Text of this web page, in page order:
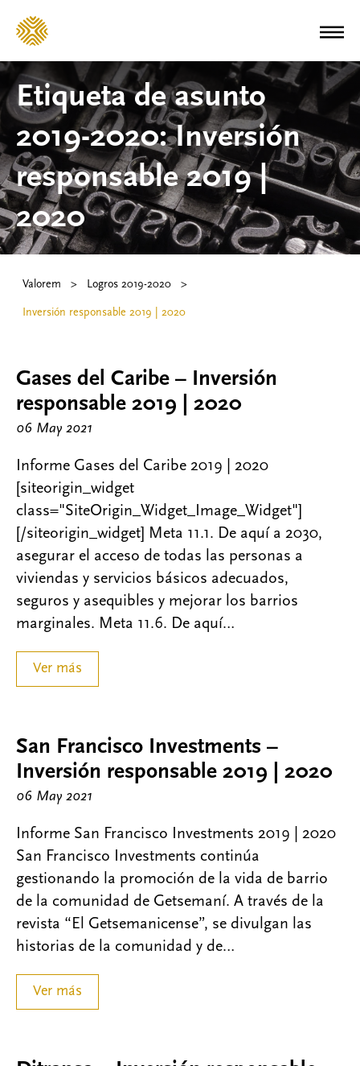
Etiqueta de asunto
2019-2020:Inversión
responsable 2019 |
2020
Valorem > Logros 2019-2020 >
Inversión responsable 2019 | 2020
Gases del Caribe – Inversión
responsable 2019 | 2020
06 May 2021
Informe Gases del Caribe 2019 | 2020
[siteorigin_widget
class="SiteOrigin_Widget_Image_Widget"]
[/siteorigin_widget] Meta 11.1. De aquí a 2030,
asegurar el acceso de todas las personas a
viviendas y servicios básicos adecuados,
seguros y asequibles y mejorar los barrios
marginales. Meta 11.6. De aquí…
Ver más
San Francisco Investments –
Inversión responsable 2019 | 2020
06 May 2021
Informe San Francisco Investments 2019 | 2020
San Francisco Investments continúa
gestionando la promoción de la vida de barrio
de la comunidad de Getsemaní. A través de la
revista “El Getsemanicense”, se divulgan las
historias de la comunidad y de…
Ver más